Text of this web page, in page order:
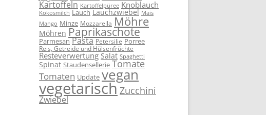
Kartoffeln Kartoffelpüree Knoblauch
Kokosmilch Lauch Lauchzwiebel Mais
Mango Minze Mozzarella Möhre
Möhren Paprikaschote
Parmesan Pasta Petersilie Porree
Reis, Getreide und Hülsenfrüchte
Resteverwertung Salat Spaghetti
Spinat Staudensellerie Tomate
Tomaten Update vegan
vegetarischZucchini
Zwiebel